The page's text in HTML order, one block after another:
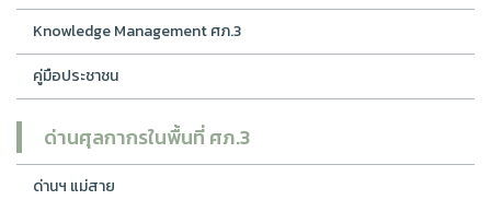
Knowledge Management ศภ.3
คู่มือประชาชน
ด่านศุลกากรในพื้นที่ ศภ.3
ด่านฯ แม่สาย